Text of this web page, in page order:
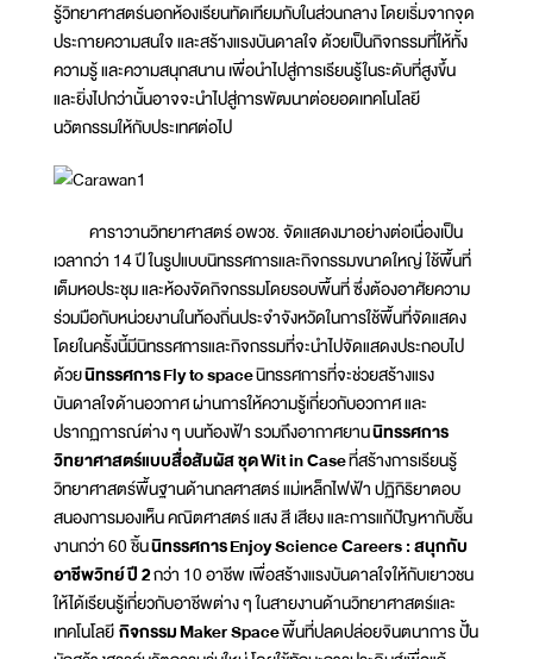
รู้วิทยาศาสตร์นอกห้องเรียนทัดเทียมกับในส่วนกลาง โดยเริ่มจากจุด
ประกายความสนใจ และสร้างแรงบันดาลใจ ด้วยเป็นกิจกรรมที่ให้ทั้ง
ความรู้ และความสนุกสนาน เพื่อนำไปสู่การเรียนรู้ในระดับที่สูงขึ้น
และยิ่งไปกว่านั้นอาจจะนำไปสู่การพัฒนาต่อยอดเทคโนโลยี
นวัตกรรมให้กับประเทศต่อไป
คาราวานวิทยาศาสตร์ อพวช. จัดแสดงมาอย่างต่อเนื่องเป็น
เวลากว่า 14 ปี ในรูปแบบนิทรรศการและกิจกรรมขนาดใหญ่ ใช้พื้นที่
เต็มหอประชุม และห้องจัดกิจกรรมโดยรอบพื้นที่ ซึ่งต้องอาศัยความ
ร่วมมือกับหน่วยงานในท้องถิ่นประจำจังหวัดในการใช้พื้นที่จัดแสดง
โดยในครั้งนี้มีนิทรรศการและกิจกรรมที่จะนำไปจัดแสดงประกอบไป
ด้วยนิทรรศการFly to spaceนิทรรศการที่จะช่วยสร้างแรง
บันดาลใจด้านอวกาศ ผ่านการให้ความรู้เกี่ยวกับอวกาศ และ
ปรากฏการณ์ต่าง ๆ บนท้องฟ้า รวมถึงอากาศยานนิทรรศการ
วิทยาศาสตร์แบบสื่อสัมผัส ชุดWit in Caseที่สร้างการเรียนรู้
วิทยาศาสตร์พื้นฐานด้านกลศาสตร์ แม่เหล็กไฟฟ้า ปฏิกิริยาตอบ
สนองการมองเห็น คณิตศาสตร์ แสง สี เสียง และการแก้ปัญหากับชิ้น
งานกว่า 60 ชิ้นนิทรรศการEnjoy Science Careers : สนุกกับ
อาชีพวิทย์ปี 2กว่า 10 อาชีพ เพื่อสร้างแรงบันดาลใจให้กับเยาวชน
ให้ได้เรียนรู้เกี่ยวกับอาชีพต่าง ๆ ในสายงานด้านวิทยาศาสตร์และ
เทคโนโลยีกิจกรรมMaker Spaceพื้นที่ปลดปล่อยจินตนาการ ปั้น